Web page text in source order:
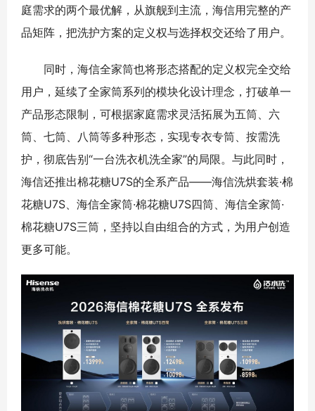
庭需求的两个最优解，从旗舰到主流，海信用完整的产
品矩阵，把洗护方案的定义权与选择权交还给了用户。
同时，海信全家筒也将形态搭配的定义权完全交给
用户，延续了全家筒系列的模块化设计理念，打破单一
产品形态限制，可根据家庭需求灵活拓展为五筒、六
筒、七筒、八筒等多种形态，实现专衣专筒、按需洗
护，彻底告别“一台洗衣机洗全家”的局限。与此同时，
海信还推出棉花糖U7S的全系产品——海信洗烘套装·棉
花糖U7S、海信全家筒·棉花糖U7S四筒、海信全家筒·
棉花糖U7S三筒，坚持以自由组合的方式，为用户创造
更多可能。